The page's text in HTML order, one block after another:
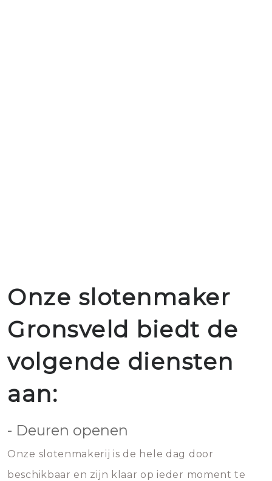
Onze slotenmaker
Gronsveld biedt de
volgende diensten
aan:
- Deuren openen
Onze slotenmakerij is de hele dag door
beschikbaar en zijn klaar op ieder moment te